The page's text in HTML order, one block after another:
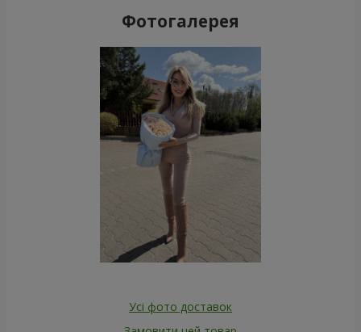
Фотогалерея
Усі фото доставок